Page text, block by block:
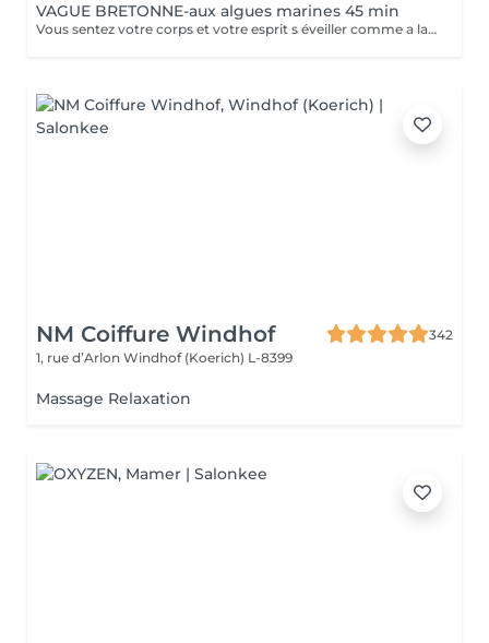
VAGUE BRETONNE-aux algues marines 45 min
Vous sentez votre corps et votre esprit s éveiller comme a la suite d un bain dans l OCEAN. Vous vous tonicité et leur confort. sentez légère et revitalisée. Vos jambes retrouvent leur tonicité et leur confort
NM Coiffure Windhof
342
1, rue d’Arlon Windhof (Koerich) L-8399
Massage Relaxation